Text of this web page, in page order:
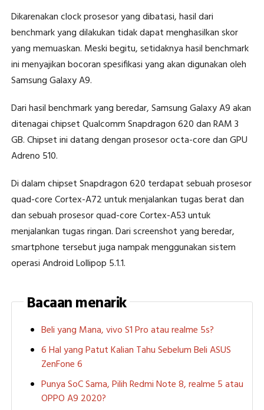
Dikarenakan clock prosesor yang dibatasi, hasil dari
benchmark yang dilakukan tidak dapat menghasilkan skor
yang memuaskan. Meski begitu, setidaknya hasil benchmark
ini menyajikan bocoran spesifikasi yang akan digunakan oleh
Samsung Galaxy A9.
Dari hasil benchmark yang beredar, Samsung Galaxy A9 akan
ditenagai chipset Qualcomm Snapdragon 620 dan RAM 3
GB. Chipset ini datang dengan prosesor octa-core dan GPU
Adreno 510.
Di dalam chipset Snapdragon 620 terdapat sebuah prosesor
quad-core Cortex-A72 untuk menjalankan tugas berat dan
dan sebuah prosesor quad-core Cortex-A53 untuk
menjalankan tugas ringan. Dari screenshot yang beredar,
smartphone tersebut juga nampak menggunakan sistem
operasi Android Lollipop 5.1.1.
Bacaan menarik
Beli yang Mana, vivo S1 Pro atau realme 5s?
6 Hal yang Patut Kalian Tahu Sebelum Beli ASUS
ZenFone 6
Punya SoC Sama, Pilih Redmi Note 8, realme 5 atau
OPPO A9 2020?